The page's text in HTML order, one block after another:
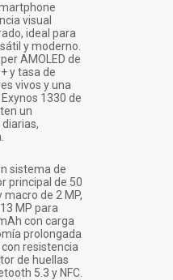
visual
ideal para
y moderno.
AMOLED de
y tasa de
vivos y una
1330 de
un
sistema de
principal de 50
macro de 2 MP,
MP para
con carga
prolongada
resistencia
de huellas
5.3 y NFC.